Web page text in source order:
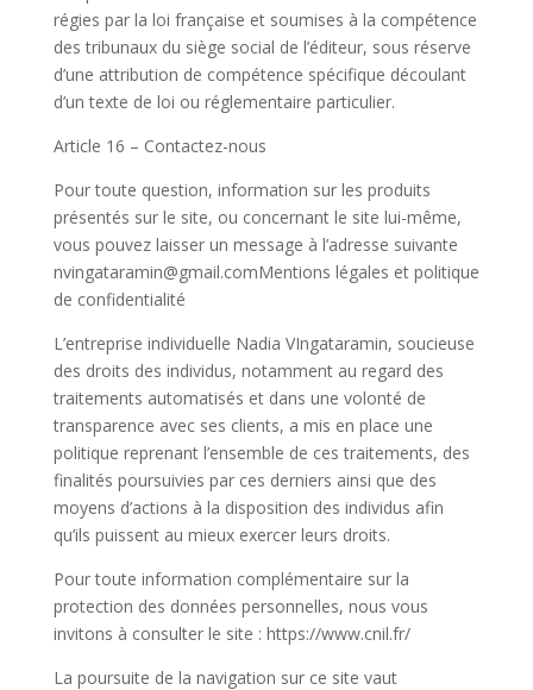
régies par la loi française et soumises à la compétence
des tribunaux du siège social de l’éditeur, sous réserve
d’une attribution de compétence spécifique découlant
d’un texte de loi ou réglementaire particulier.
Article 16 – Contactez-nous
Pour toute question, information sur les produits
présentés sur le site, ou concernant le site lui-même,
vous pouvez laisser un message à l’adresse suivante
nvingataramin@gmail.comMentions légales et politique
de confidentialité
L’entreprise individuelle Nadia VIngataramin, soucieuse
des droits des individus, notamment au regard des
traitements automatisés et dans une volonté de
transparence avec ses clients, a mis en place une
politique reprenant l’ensemble de ces traitements, des
finalités poursuivies par ces derniers ainsi que des
moyens d’actions à la disposition des individus afin
qu’ils puissent au mieux exercer leurs droits.
Pour toute information complémentaire sur la
protection des données personnelles, nous vous
invitons à consulter le site : https://www.cnil.fr/
La poursuite de la navigation sur ce site vaut